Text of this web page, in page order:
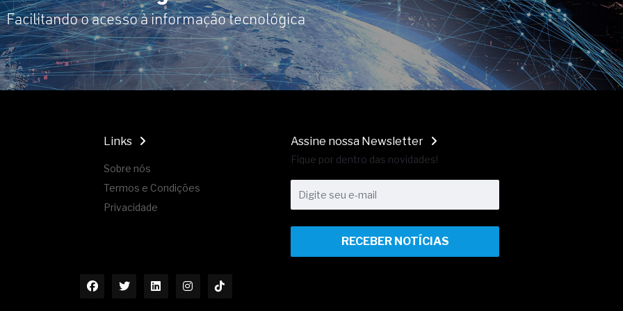
Facilitando o acesso à informação tecnológica
Links
Sobre nós
Termos e Condições
Privacidade
Assine nossa Newsletter
Fique por dentro das novidades!
RECEBER NOTÍCIAS